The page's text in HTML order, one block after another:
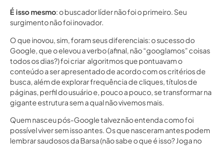
É isso mesmo: o buscador líder não foi o primeiro. Seu
surgimento não foi inovador.
O que inovou, sim, foram seus diferenciais: o sucesso do
Google, que o elevou a verbo (afinal, não “googlamos” coisas
todos os dias?) foi criar algoritmos que pontuavam o
conteúdo a ser apresentado de acordo com os critérios de
busca, além de explorar frequência de cliques, títulos de
páginas, perfil do usuário e, pouco a pouco, se transformar na
gigante estrutura sem a qual não vivemos mais.
Quem nasceu pós-Google talvez não entenda como foi
possível viver sem isso antes. Os que nasceram antes podem
lembrar saudosos da Barsa (não sabe o que é isso? Joga no